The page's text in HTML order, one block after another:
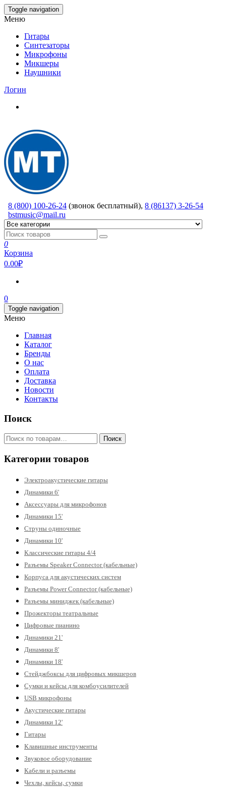
Skip
to
content
Toggle navigation
Меню
Гитары
Синтезаторы
Микрофоны
Микшеры
Наушники
Логин
8 (800) 100-26-24 (звонок бесплатный), 8 (86137) 3-26-54
bstmusic@mail.ru
0
Корзина
0.00₽
0
Toggle navigation
Меню
Главная
Каталог
Бренды
О нас
Оплата
Доставка
Новости
Контакты
Поиск
Искать: Поиск
Категории товаров
Электроакустические гитары
Динамики 6'
Аксессуары для микрофонов
Динамики 15'
Струны одиночные
Динамики 10'
Классические гитары 4/4
Разъемы Speaker Connector (кабельные)
Корпуса для акустических систем
Разъемы Power Connector (кабельные)
Разъемы миниджек (кабельные)
Прожекторы театральные
Цифровые пианино
Динамики 21'
Динамики 8'
Динамики 18'
Стейджбоксы для цифровых микшеров
Сумки и кейсы для комбоусилителей
USB микрофоны
Акустические гитары
Динамики 12'
Гитары
Клавишные инструменты
Звуковое оборудование
Кабели и разъемы
Чехлы, кейсы, сумки